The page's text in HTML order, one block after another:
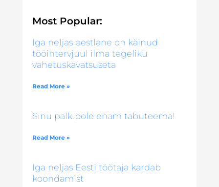
Most Popular:
Iga neljas eestlane on käinud
tööintervjuul ilma tegeliku
vahetuskavatsuseta
Read More »
Sinu palk pole enam tabuteema!
Read More »
Iga neljas Eesti töötaja kardab
koondamist